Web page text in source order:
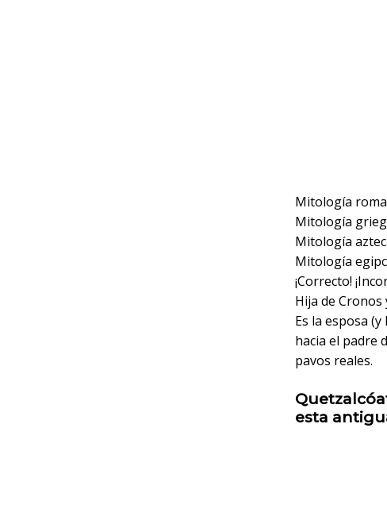
Mitología
Mitología
Mitología
Mitología
¡Correcto!
Hija de
Es la esposa
hacia el padre
pavos reales.
esta